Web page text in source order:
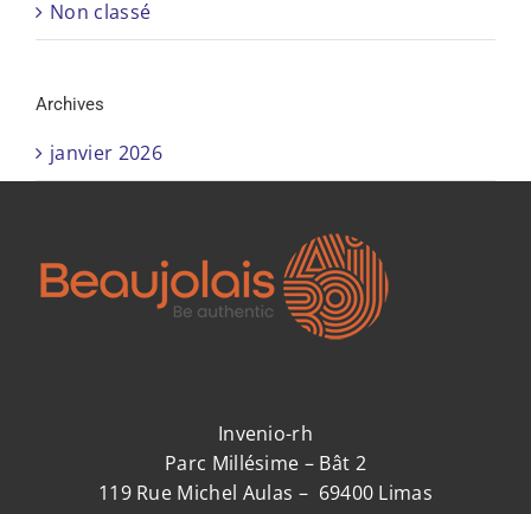
Non classé
Archives
janvier 2026
Invenio-rh
Parc Millésime – Bât 2
119 Rue Michel Aulas – 69400 Limas